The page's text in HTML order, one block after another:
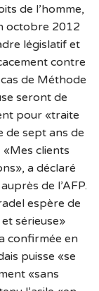
de l’homme,
octobre 2012
législatif et
contre
de Méthode
seront de
pour «traite
de sept ans de
clients
a déclaré
de l’AFP.
espère de
sérieuse»
confirmée en
puisse «se
«sans